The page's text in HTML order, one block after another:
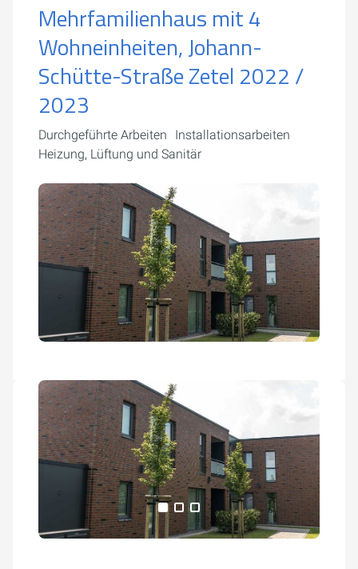
Mehrfamilienhaus mit 4
Wohneinheiten, Johann-
Schütte-Straße Zetel 2022 /
2023
Durchgeführte Arbeiten Installationsarbeiten
Heizung, Lüftung und Sanitär
Alle Medien anzeigen